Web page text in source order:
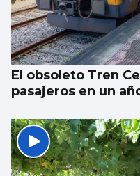
CCOO denuncia
gallegos trabajan
y cuatro de cada
El obsoleto Tren
pasajeros en un